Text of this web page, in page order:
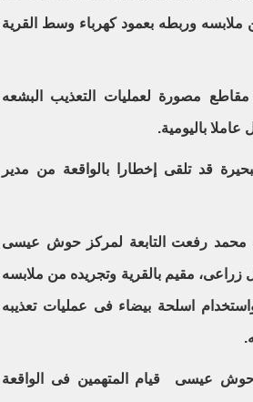
وربطه بعمود كهرباء وسط القرية
مقاطع مصورة لعمليات التعذيب البشعه
.
قد تلقى إخطارا بالواقعة من مدير
محمد رفعت التابعة لمركز حوش عيسى
ع. خ" 28سنة -عامل زراعى، مقيم بالقرية وتجريده من ملابسه
اسلحة بيضاء فى عمليات تعذيبه
.
عيسى قيام المتهمين فى الواقعة